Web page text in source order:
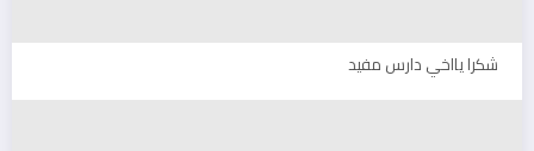
شكرا يااخي دارس مفيد